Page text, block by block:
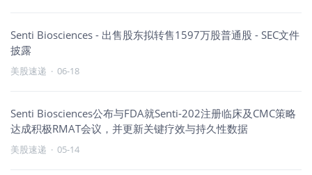
Senti Biosciences - 出售股东拟转售1597万股普通股 - SEC文件
披露
美股速递 · 06-18
Senti Biosciences公布与FDA就Senti-202注册临床及CMC策略
达成积极RMAT会议，并更新关键疗效与持久性数据
美股速递 · 05-14